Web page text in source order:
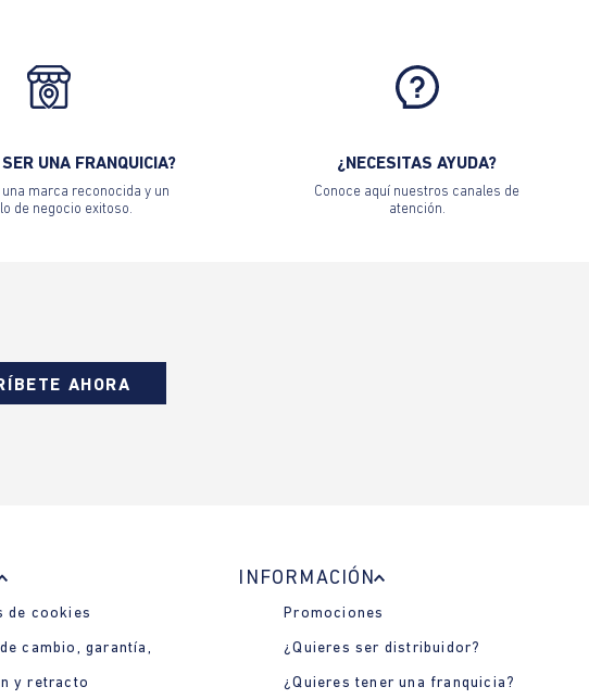
UNA FRANQUICIA?
marca reconocida y un
de negocio exitoso.
¿NECESITAS AYUDA?
Conoce aquí nuestros canales de
atención.
AHORA
de cookies
cambio, garantía,
y retracto
INFORMACIÓN
Promociones
¿Quieres ser distribuidor?
¿Quieres tener una franquicia?